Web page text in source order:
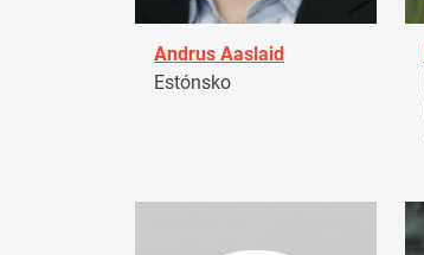
Andrus Aaslaid
Estónsko